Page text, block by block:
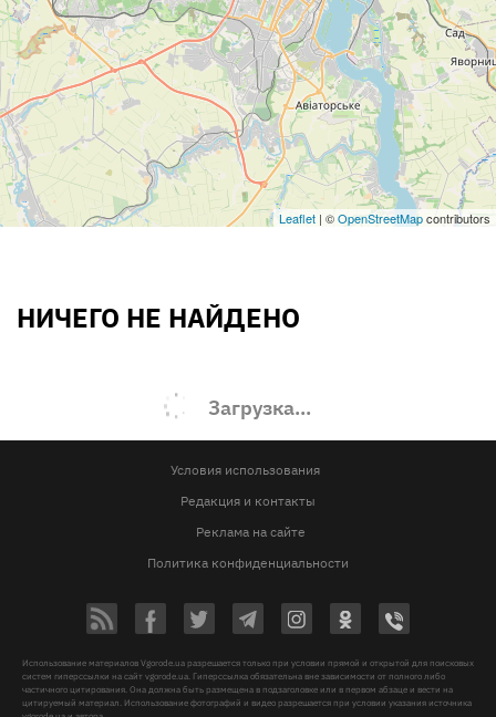
Leaflet | ©OpenStreetMapcontributors
НИЧЕГО НЕ НАЙДЕНО
Загрузка...
Условия использования
Редакция и контакты
Реклама на сайте
Политика конфиденциальности
Использование материалов Vgorode.ua разрешается только при условии прямой и открытой для поисковых
систем гиперссылки на сайт vgorode.ua. Гиперссылка обязательна вне зависимости от полного либо
частичного цитирования. Она должна быть размещена в подзаголовке или в первом абзаце и вести на
цитируемый материал. Использование фотографий и видео разрешается при условии указания источника